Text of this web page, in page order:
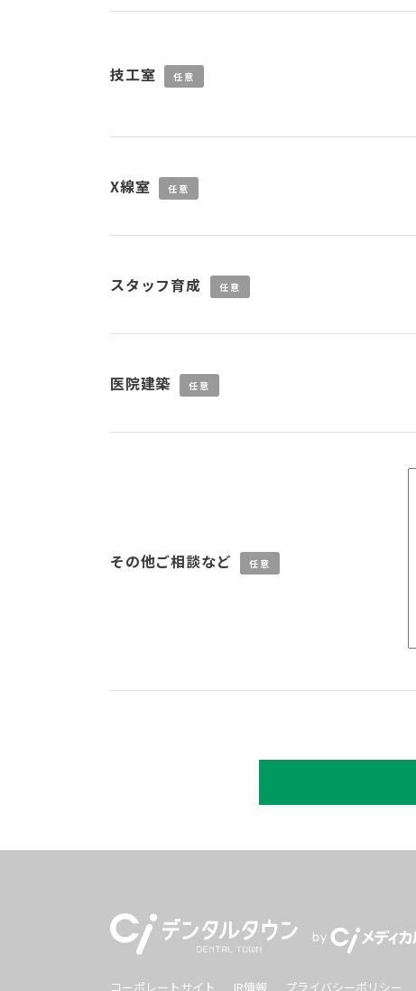
技工室 任意
X線室 任意
スタッフ育成 任意
医院建築 任意
その他ご相談など 任意
コーポレートサイト IR情報 プライバシーポリシー